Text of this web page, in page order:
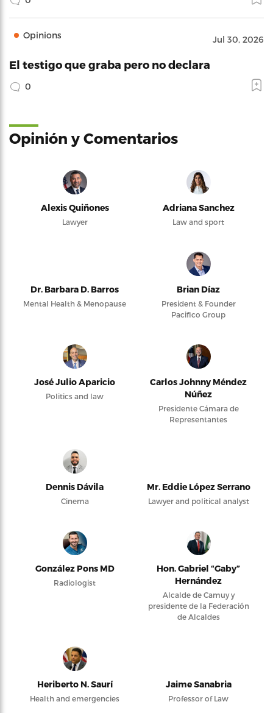
Opinions Jul 30, 2026
El testigo que graba pero no declara
0
Opinión y Comentarios
Alexis Quiñones
Lawyer
Adriana Sanchez
Law and sport
Dr. Barbara D. Barros
Mental Health & Menopause
Brian Díaz
President & Founder
Pacifico Group
José Julio Aparicio
Politics and law
Carlos Johnny Méndez
Núñez
Presidente Cámara de
Representantes
Dennis Dávila
Cinema
Mr. Eddie López Serrano
Lawyer and political analyst
González Pons MD
Radiologist
Hon. Gabriel “Gaby”
Hernández
Alcalde de Camuy y
presidente de la Federación
de Alcaldes
Heriberto N. Saurí
Health and emergencies
Jaime Sanabria
Professor of Law